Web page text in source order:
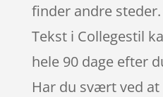
finder andre
Tekst i Collegestil
hele 90 dage efter
Har du svært ved